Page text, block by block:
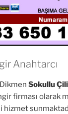
Anahtarcı
Sokullu
firması olarak
hizmet